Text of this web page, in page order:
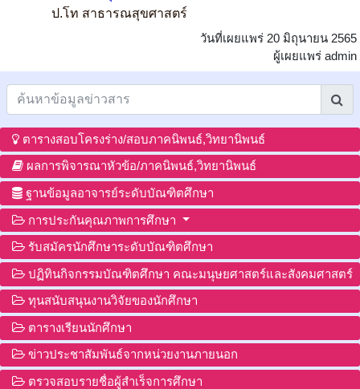
ป.โท สาธารณสุขศาสตร์
วันที่เผยแพร่ 20 มิถุนายน 2565
ผู้เผยแพร่ admin
ตารางสอบโครงร่าง/สอบภาคนิพนธ์,วิทยานิพนธ์
ผลการพิจารณาหัวข้อ/ภาคนิพนธ์,วิทยานิพนธ์
ฐานข้อมูลอาจารย์ระดับบัณฑิตศึกษา
การประกันคุณภาพการศึกษา
รับสมัครนักศึกษาระดับบัณฑิตศึกษา
ปฏิทินกิจกรรมบัณฑิตศึกษา คณะมนุษยศาสตร์และสังคมศาสตร์
ทุนสนับสนุนงานวิจัยของนักศึกษา
ตารางเรียนนักศึกษา
ข่าวประชาสัมพันธ์จากหน่วยงานภายนอก
ตรวจสอบรายชื่อผู้สำเร็จการศึกษา